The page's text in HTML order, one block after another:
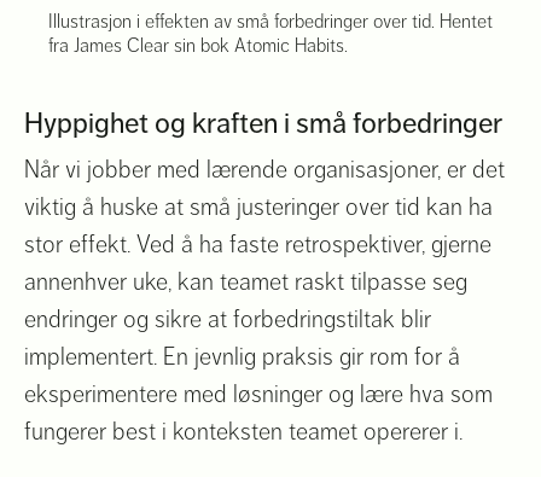
Illustrasjon i effekten av små forbedringer over tid. Hentet
fra James Clear sin bok Atomic Habits.
Hyppighet og kraften i små forbedringer
Når vi jobber med lærende organisasjoner, er det
viktig å huske at små justeringer over tid kan ha
stor effekt. Ved å ha faste retrospektiver, gjerne
annenhver uke, kan teamet raskt tilpasse seg
endringer og sikre at forbedringstiltak blir
implementert. En jevnlig praksis gir rom for å
eksperimentere med løsninger og lære hva som
fungerer best i konteksten teamet opererer i.